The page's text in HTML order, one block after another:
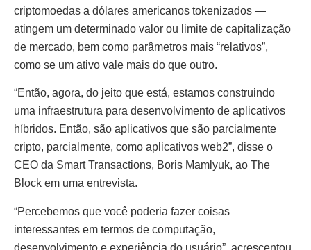
criptomoedas a dólares americanos tokenizados —
atingem um determinado valor ou limite de capitalização
de mercado, bem como parâmetros mais “relativos”,
como se um ativo vale mais do que outro.
“Então, agora, do jeito que está, estamos construindo
uma infraestrutura para desenvolvimento de aplicativos
híbridos. Então, são aplicativos que são parcialmente
cripto, parcialmente, como aplicativos web2”, disse o
CEO da Smart Transactions, Boris Mamlyuk, ao The
Block em uma entrevista.
“Percebemos que você poderia fazer coisas
interessantes em termos de computação,
desenvolvimento e experiência do usuário”, acrescentou